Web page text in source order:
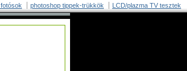
photoshop tippek-trükkök LCD/plazma TV tesztek